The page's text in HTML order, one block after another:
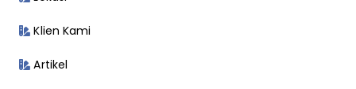
Klien Kami
Artikel